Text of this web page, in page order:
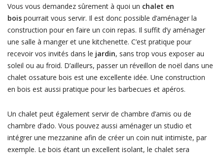
Vous vous demandez sûrement à quoi un chalet en
boispourrait vous servir. Il est donc possible d’aménager la
construction pour en faire un coin repas. Il suffit d’y aménager
une salle à manger et une kitchenette. C’est pratique pour
recevoir vos invités dans le jardin, sans trop vous exposer au
soleil ou au froid. D’ailleurs, passer un réveillon de noël dans une
chalet ossature bois est une excellente idée. Une construction
en bois est aussi pratique pour les barbecues et apéros.
Un chalet peut également servir de chambre d’amis ou de
chambre d’ado. Vous pouvez aussi aménager un studio et
intégrer une mezzanine afin de créer un coin nuit intimiste, par
exemple. Le bois étant un excellent isolant, le chalet sera